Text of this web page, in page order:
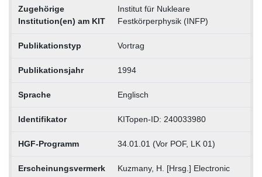
Zugehörige
Institution(en) am KIT
Institut für Nukleare
Festkörperphysik (INFP)
Publikationstyp Vortrag
Publikationsjahr 1994
Sprache Englisch
Identifikator KITopen-ID: 240033980
HGF-Programm 34.01.01 (Vor POF, LK 01)
Erscheinungsvermerk
Kuzmany, H. [Hrsg.] Electronic